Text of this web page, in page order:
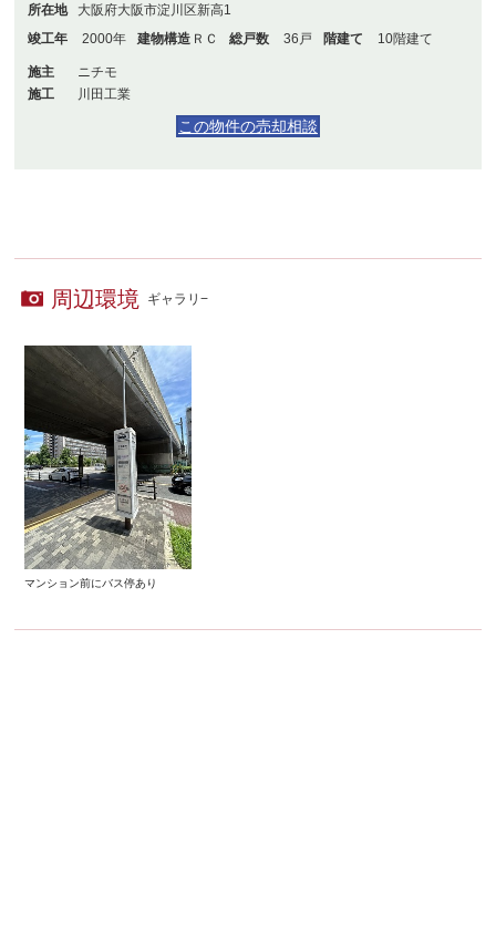
所在地
大阪府大阪市淀川区新高1
竣工年
2000年 建物構造 ＲＣ 総戸数 36戸 階建て 10階建て
施主
ニチモ
施工
川田工業
この物件の売却相談
周辺環境 ギャラリ−
マンション前にバス停あり